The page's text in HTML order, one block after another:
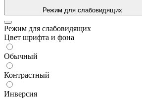
Режим для слабовидящих
Режим для слабовидящих
Цвет шрифта и фона
Обычный
Контрастный
Инверсия